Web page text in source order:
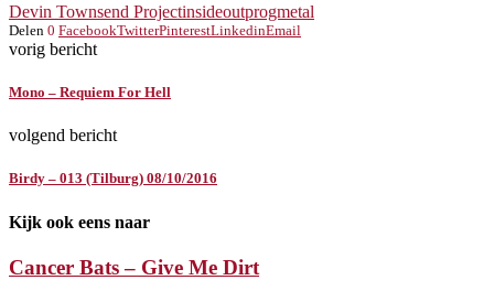
Devin Townsend Projectinsideoutprogmetal
Delen 0 FacebookTwitterPinterestLinkedinEmail
vorig bericht
Mono – Requiem For Hell
volgend bericht
Birdy – 013 (Tilburg) 08/10/2016
Kijk ook eens naar
Cancer Bats – Give Me Dirt